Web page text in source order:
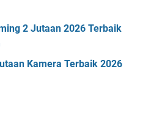
2 Jutaan 2026 Terbaik
Kamera Terbaik 2026